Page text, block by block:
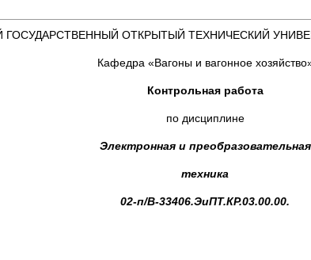
ГОСУДАРСТВЕННЫЙ ОТКРЫТЫЙ ТЕХНИЧЕСКИЙ
Кафедра «Вагоны и вагонное
Контрольная работа
по дисциплине
Электронная и преобразовательная
техника
02-п/В-33406.ЭиПТ.КР.03.00.00.